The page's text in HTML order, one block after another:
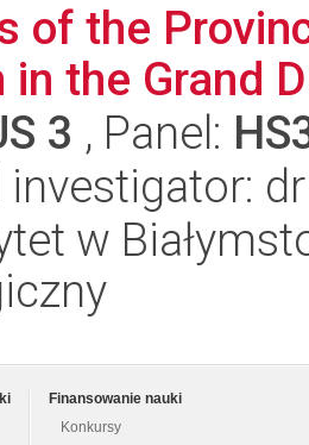
of the
in the Grand
3 , Panel:
investigator:
w
Finansowanie nauki
Konkursy